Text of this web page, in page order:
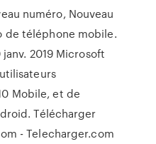
numéro, Nouveau
de téléphone mobile.
2019 Microsoft
Mobile, et de
Télécharger
- Telecharger.com